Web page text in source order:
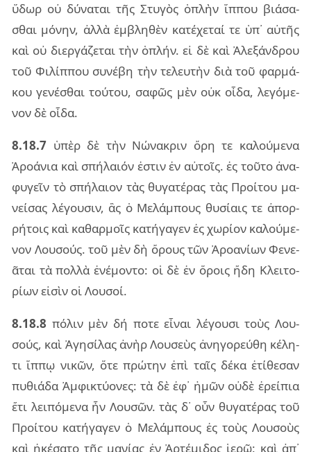
ὕδωρ οὐ δύ­να­ται τῆς Στυ­γὸς ὁπλὴν ἵπ­που βιά­σα­
σθαι μό­νην, ἀλλὰ ἐμ­βλη­θὲν κα­τέ­χε­ταί τε ὑπ᾽ αὐ­τῆς
καὶ οὐ διερ­γά­ζε­ται τὴν ὁπλήν. εἰ δὲ καὶ Ἀλε­ξάν­δρου
τοῦ Φιλίπ­που συ­νέ­βη τὴν τε­λευ­τὴν διὰ τοῦ φαρ­μά­
κου γε­νέ­σθαι τού­του, σα­φῶς μὲν οὐκ οἶδα, λε­γό­με­
νον δὲ οἶδα.
8.18.7 ὑπὲρ δὲ τὴν Νώνα­κριν ὄρη τε κα­λού­με­να
Ἀρο­ά­νια καὶ σπή­λαιόν ἐστιν ἐν αὐ­τοῖς. ἐς τοῦ­το ἀνα­
φυ­γεῖν τὸ σπή­λαιον τὰς θυ­γα­τέ­ρας τὰς Προί­του μα­
νεί­σας λέ­γου­σιν, ἃς ὁ Μελάμ­πους θυ­σί­αις τε ἀπορ­
ρή­τοις καὶ κα­θαρ­μοῖς κα­τή­γα­γεν ἐς χω­ρί­ον κα­λού­με­
νον Λου­σούς. τοῦ μὲν δὴ ὄρους τῶν Ἀρο­α­νί­ων Φενε­
ᾶ­ται τὰ πολ­λὰ ἐνέ­μον­το: οἱ δὲ ἐν ὅροις ἤδη Κλει­το­
ρί­ων εἰ­σὶν οἱ Λου­σοί.
8.18.8 πό­λιν μὲν δή ποτε εἶ­ναι λέ­γου­σι τοὺς Λου­
σούς, καὶ Ἀγη­σί­λας ἀνὴρ Λου­σεὺς ἀνη­γο­ρεύ­θη κέ­λη­
τι ἵππῳ νι­κῶν, ὅτε πρώ­την ἐπὶ ταῖς δέκα ἐτί­θε­σαν
πυ­θιά­δα Ἀμφι­κτύ­ο­νες: τὰ δὲ ἐφ᾽ ἡμῶν οὐδὲ ἐρεί­πια
ἔτι λει­πό­με­να ἦν Λου­σῶν. τὰς δ᾽ οὖν θυ­γα­τέ­ρας τοῦ
Προί­του κα­τή­γα­γεν ὁ Μελάμ­πους ἐς τοὺς Λου­σοὺς
καὶ ἠκέ­σα­το τῆς μα­νί­ας ἐν Ἀρτέ­μι­δος ἱερῷ: καὶ ἀπ᾽